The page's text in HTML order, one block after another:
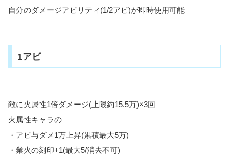
自分のダメージアビリティ(1/2アビ)が即時使用可能
1アビ
敵に火属性1倍ダメージ(上限約15.5万)×3回
火属性キャラの
・アビ与ダメ1万上昇(累積最大5万)
・業火の刻印+1(最大5/消去不可)